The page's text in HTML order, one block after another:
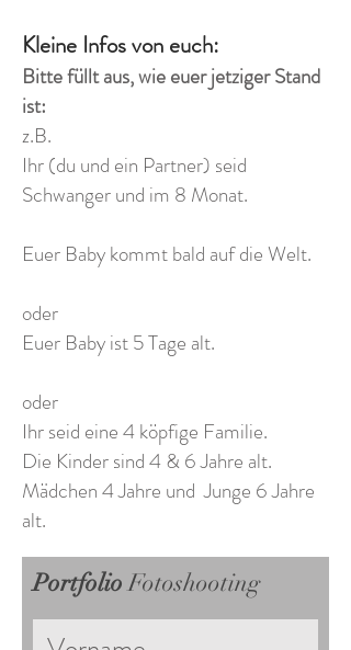
Kleine Infos von euch:
Bitte füllt aus, wie euer jetziger Stand
ist:
z.B.
Ihr (du und ein Partner) seid
Schwanger und im 8 Monat.
Euer Baby kommt bald auf die Welt.
oder
Euer Baby ist 5 Tage alt.
oder
Ihr seid eine 4 köpfige Familie.
Die Kinder sind 4 & 6 Jahre alt.
Mädchen 4 Jahre und Junge 6 Jahre
alt.
PortfolioFotoshooting